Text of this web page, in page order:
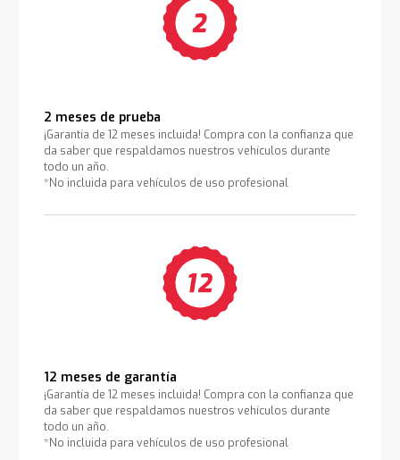
2 meses de prueba
¡Garantía de 12 meses incluida! Compra con la confianza que
da saber que respaldamos nuestros vehículos durante
todo un año.
*No incluida para vehículos de uso profesional
12 meses de garantía
¡Garantía de 12 meses incluida! Compra con la confianza que
da saber que respaldamos nuestros vehículos durante
todo un año.
*No incluida para vehículos de uso profesional